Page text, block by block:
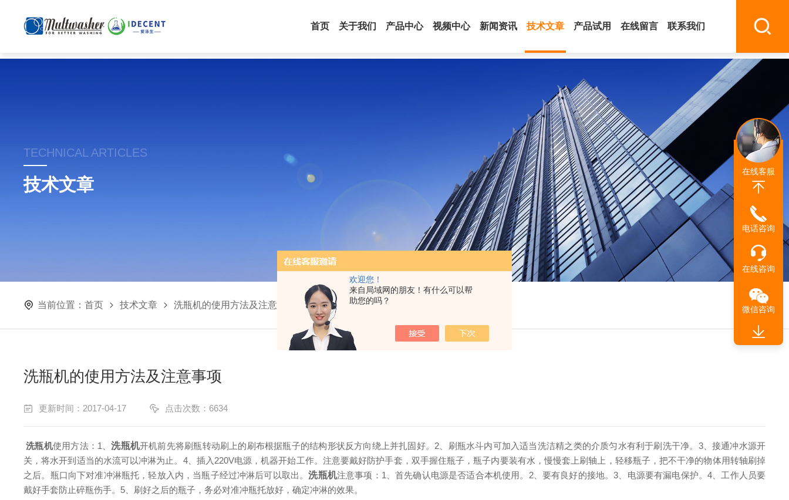
欢迎您！
来自局域网的朋友！有什么可以帮
助您的吗？
首页 关于我们 产品中心 视频中心 新闻资讯 技术文章 产品试用 在线留言 联系我们
TECHNICAL ARTICLES
技术文章
当前位置： 首页 技术文章 洗瓶机的使用方法及注意事项
洗瓶机的使用方法及注意事项
更新时间：2017-04-17 点击次数：6634
洗瓶机使用方法： 1、洗瓶机开机前先将刷瓶转动刷上的刷布根据瓶子的结构形状反方向绕上并扎固好。 2、刷瓶水斗内可加入适当洗洁精之类的介质匀水有利于刷洗干净。 3、接通冲水源开
关，将水开到适当的水流可以冲淋为止。 4、插入220V电源，机器开始工作。注意要戴好防护手套，双手握住瓶子，瓶子内要装有水，慢慢套上刷轴上，轻移瓶子，把不干净的物体用转轴刷掉
之后。瓶口向下对准冲淋瓶托，轻放入内，当瓶子经过冲淋后可以取出。洗瓶机注意事项： 1、首先确认电源是否适合本机使用。 2、要有良好的接地。3、电源要有漏电保护。4、工作人员要
戴好手套防止碎瓶伤手。 5、刷好之后的瓶子，务必对准冲瓶托放好，确定冲淋的效果。
在线客服
电话咨询
在线咨询
微信咨询